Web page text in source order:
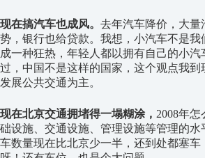
现在搞汽车也成风。 去年汽车降价，大量
势，银行也给贷款。我想，小汽车不是我
成一种狂热，年轻人都以拥有自己的小
过，中国不是这样的国家，这个观点我到
发展公共交通为主。
现在北京交通拥堵得一塌糊涂， 2008年
础设施、交通设施、管理设施等管理的
车数量现在比北京少一半，还到处都塞车